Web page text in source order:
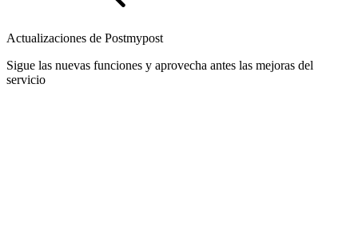
Actualizaciones de Postmypost
Sigue las nuevas funciones y aprovecha antes las mejoras del
servicio